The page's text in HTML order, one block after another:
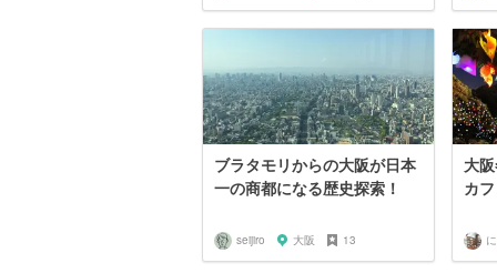
ブラタモリからの大阪が日本
一の商都になる歴史探索！
seijiro 大阪 13
大
カ